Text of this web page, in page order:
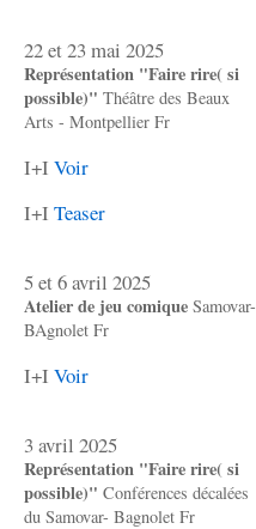
22 et 23 mai 2025
Représentation "Faire rire( si
possible)" Théâtre des Beaux
Arts - Montpellier Fr
I+I Voir
I+I Teaser
5 et 6 avril 2025
Atelier de jeu comique Samovar-
BAgnolet Fr
I+I Voir
3 avril 2025
Représentation "Faire rire( si
possible)" Conférences décalées
du Samovar- Bagnolet Fr